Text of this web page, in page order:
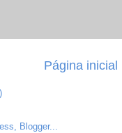
Página inicial